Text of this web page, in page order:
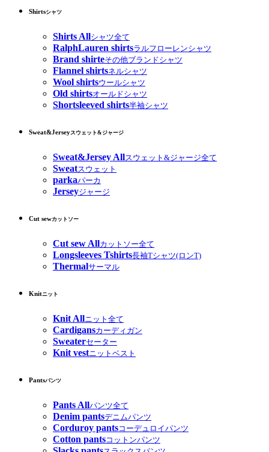
Shirtsシャツ
Shirts Allシャツ全て
RalphLauren shirtsラルフローレンシャツ
Brand shirteその他ブランドシャツ
Flannel shirtsネルシャツ
Wool shirtsウールシャツ
Old shirtsオールドシャツ
Shortsleeved shirts半袖シャツ
Sweat&Jerseyスウェット&ジャージ
Sweat&Jersey Allスウェット&ジャージ全て
Sweatスウェット
parkaパーカ
Jerseyジャージ
Cut sewカットソー
Cut sew Allカットソー全て
Longsleeves Tshirts長袖Tシャツ(ロンT)
Thermalサーマル
Knitニット
Knit Allニット全て
Cardigansカーディガン
Sweaterセーター
Knit vestニットベスト
Pantsパンツ
Pants Allパンツ全て
Denim pantsデニムパンツ
Corduroy pantsコーデュロイパンツ
Cotton pantsコットンパンツ